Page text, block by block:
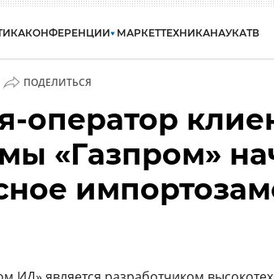
КОНФЕРЕНЦИИ МАРКЕТТЕХНИКАНАУКАТВ
ПОДЕЛИТЬСЯ
оператор
«Газпром»